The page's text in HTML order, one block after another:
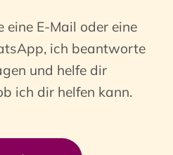
eine E-Mail oder eine
ich beantworte
und helfe dir
ich dir helfen kann.